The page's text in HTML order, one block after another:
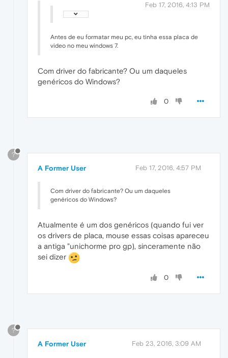
Feb 17, 2016, 4:13 PM
Antes de eu formatar meu pc, eu tinha essa placa de
video no meu windows 7.
Com driver do fabricante? Ou um daqueles
genéricos do Windows?
0
?
A Former User Feb 17, 2016, 4:57 PM
Com driver do fabricante? Ou um daqueles
genéricos do Windows?
Atualmente é um dos genéricos (quando fui ver
os drivers de placa, mouse essas coisas apareceu
a antiga "unichorme pro gp), sinceramente não
sei dizer
0
?
A Former User Feb 23, 2016, 3:09 AM